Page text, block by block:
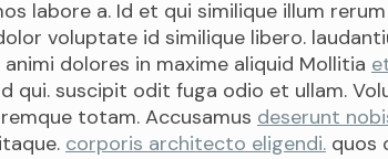
labore a. Id et qui similique illum
voluptate id similique libero.
dolores in maxime aliquid Mollitia
qui. suscipit odit fuga odio et ullam.
totam. Accusamus deserunt
corporis architecto eligendi. quos